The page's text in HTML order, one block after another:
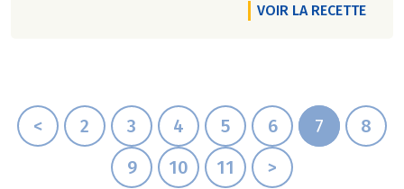
VOIR LA RECETTE
< 2 3 4 5 6 7
8
9
10 11 >